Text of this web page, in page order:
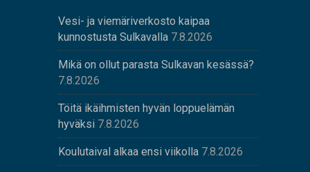
Vesi- ja viemäriverkosto kaipaa
kunnostusta Sulkavalla 7.8.2026
Mikä on ollut parasta Sulkavan kesässä?
7.8.2026
Töitä ikäihmisten hyvän loppuelämän
hyväksi 7.8.2026
Koulutaival alkaa ensi viikolla 7.8.2026